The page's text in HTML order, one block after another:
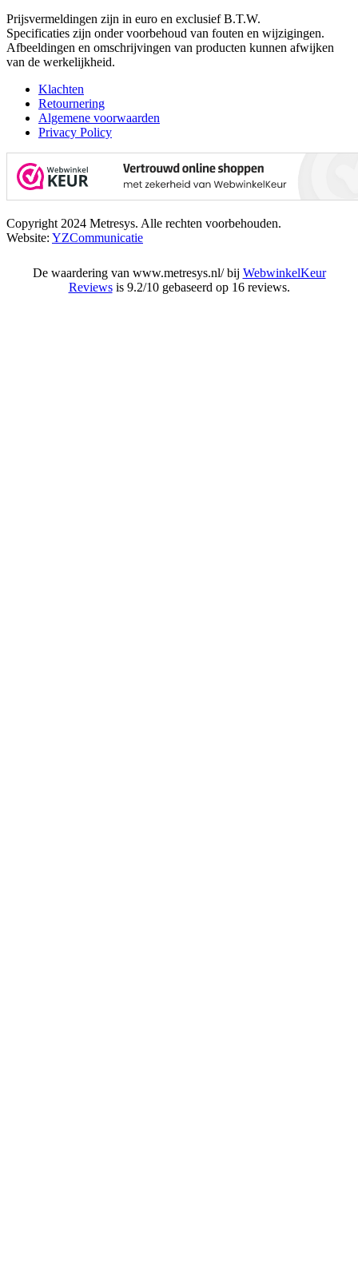
Prijsvermeldingen zijn in euro en exclusief B.T.W.
Specificaties zijn onder voorbehoud van fouten en wijzigingen.
Afbeeldingen en omschrijvingen van producten kunnen afwijken
van de werkelijkheid.
Klachten
Retournering
Algemene voorwaarden
Privacy Policy
Copyright 2024 Metresys. Alle rechten voorbehouden.
Website: YZCommunicatie
De waardering van www.metresys.nl/ bij WebwinkelKeur
Reviewsis 9.2/10 gebaseerd op 16 reviews.